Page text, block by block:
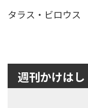
タラス・ビロウス
週刊かけはし